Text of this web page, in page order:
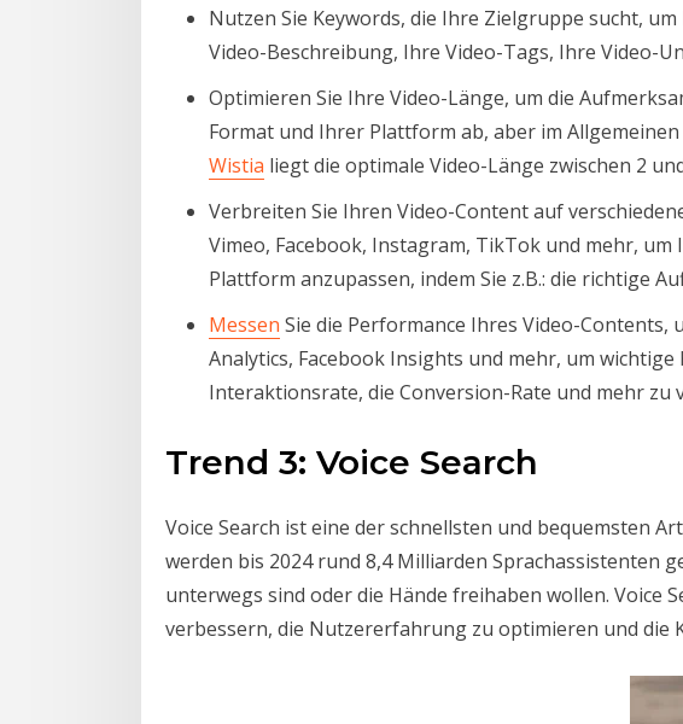
Nutzen Sie Keywords, die Ihre Zielgruppe sucht,
Video-Beschreibung, Ihre Video-Tags, Ihre Video-
Optimieren Sie Ihre Video-Länge, um die
Format und Ihrer Plattform ab, aber im
Wistia liegt die optimale Video-Länge zwischen 2
Verbreiten Sie Ihren Video-Content auf
Vimeo, Facebook, Instagram, TikTok und mehr,
Plattform anzupassen, indem Sie z.B.: die richtige
Messen Sie die Performance Ihres Video-Contents,
Analytics, Facebook Insights und mehr, um
Interaktionsrate, die Conversion-Rate und mehr zu
Trend 3: Voice Search
Voice Search ist eine der schnellsten und bequemsten
werden bis 2024 rund 8,4 Milliarden Sprachassistenten
unterwegs sind oder die Hände freihaben wollen. Voice
verbessern, die Nutzererfahrung zu optimieren und die